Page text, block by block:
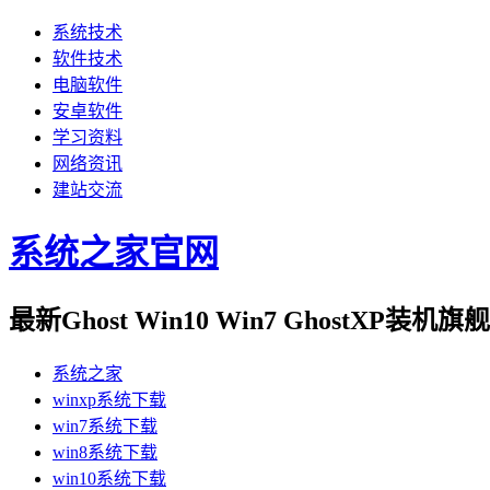
系统技术
软件技术
电脑软件
安卓软件
学习资料
网络资讯
建站交流
系统之家官网
最新Ghost Win10 Win7 GhostXP装机旗
系统之家
winxp系统下载
win7系统下载
win8系统下载
win10系统下载